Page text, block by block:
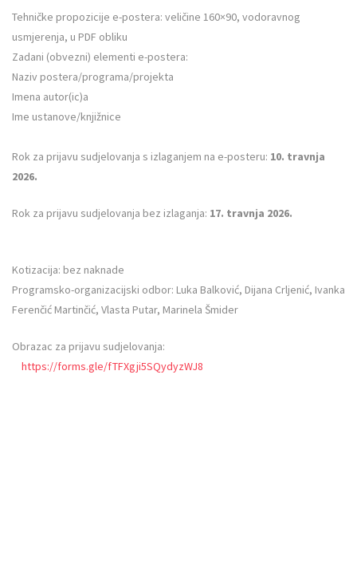
Tehničke propozicije e-postera: veličine 160×90, vodoravnog
usmjerenja, u PDF obliku
Zadani (obvezni) elementi e-postera:
Naziv postera/programa/projekta
Imena autor(ic)a
Ime ustanove/knjižnice
Rok za prijavu sudjelovanja s izlaganjem na e-posteru: 10. travnja
2026.
Rok za prijavu sudjelovanja bez izlaganja: 17. travnja 2026.
Kotizacija: bez naknade
Programsko-organizacijski odbor: Luka Balković, Dijana Crljenić, Ivanka
Ferenčić Martinčić, Vlasta Putar, Marinela Šmider
Obrazac za prijavu sudjelovanja:
https://forms.gle/fTFXgji5SQydyzWJ8